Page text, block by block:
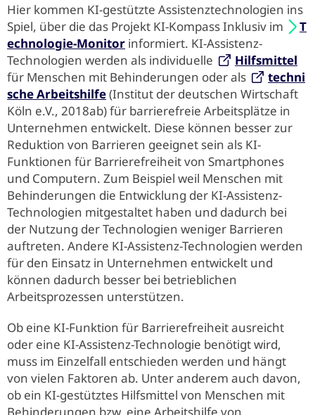
Hier kommen KI-gestützte Assistenztechnologien ins
Spiel, über die das Projekt KI-Kompass Inklusiv im
T
echnologie-Monitor informiert. KI-Assistenz-
Technologien werden als individuelle
Hilfsmittel
für Menschen mit Behinderungen oder als
techni
sche Arbeitshilfe(Institut der deutschen Wirtschaft
Köln e.V., 2018ab) für barrierefreie Arbeitsplätze in
Unternehmen entwickelt. Diese können besser zur
Reduktion von Barrieren geeignet sein als KI-
Funktionen für Barrierefreiheit von Smartphones
und Computern. Zum Beispiel weil Menschen mit
Behinderungen die Entwicklung der KI-Assistenz-
Technologien mitgestaltet haben und dadurch bei
der Nutzung der Technologien weniger Barrieren
auftreten. Andere KI-Assistenz-Technologien werden
für den Einsatz in Unternehmen entwickelt und
können dadurch besser bei betrieblichen
Arbeitsprozessen unterstützen.
Ob eine KI-Funktion für Barrierefreiheit ausreicht
oder eine KI-Assistenz-Technologie benötigt wird,
muss im Einzelfall entschieden werden und hängt
von vielen Faktoren ab. Unter anderem auch davon,
ob ein KI-gestütztes Hilfsmittel von Menschen mit
Behinderungen bzw. eine Arbeitshilfe von